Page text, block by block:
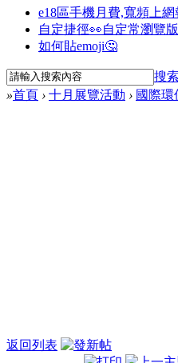
e18區手機月費,寬頻上
自定捷徑👀自定常瀏覽
如何貼emoji🤔
搜索
»首頁 › 十月展覽活動 › 國際環
返回列表